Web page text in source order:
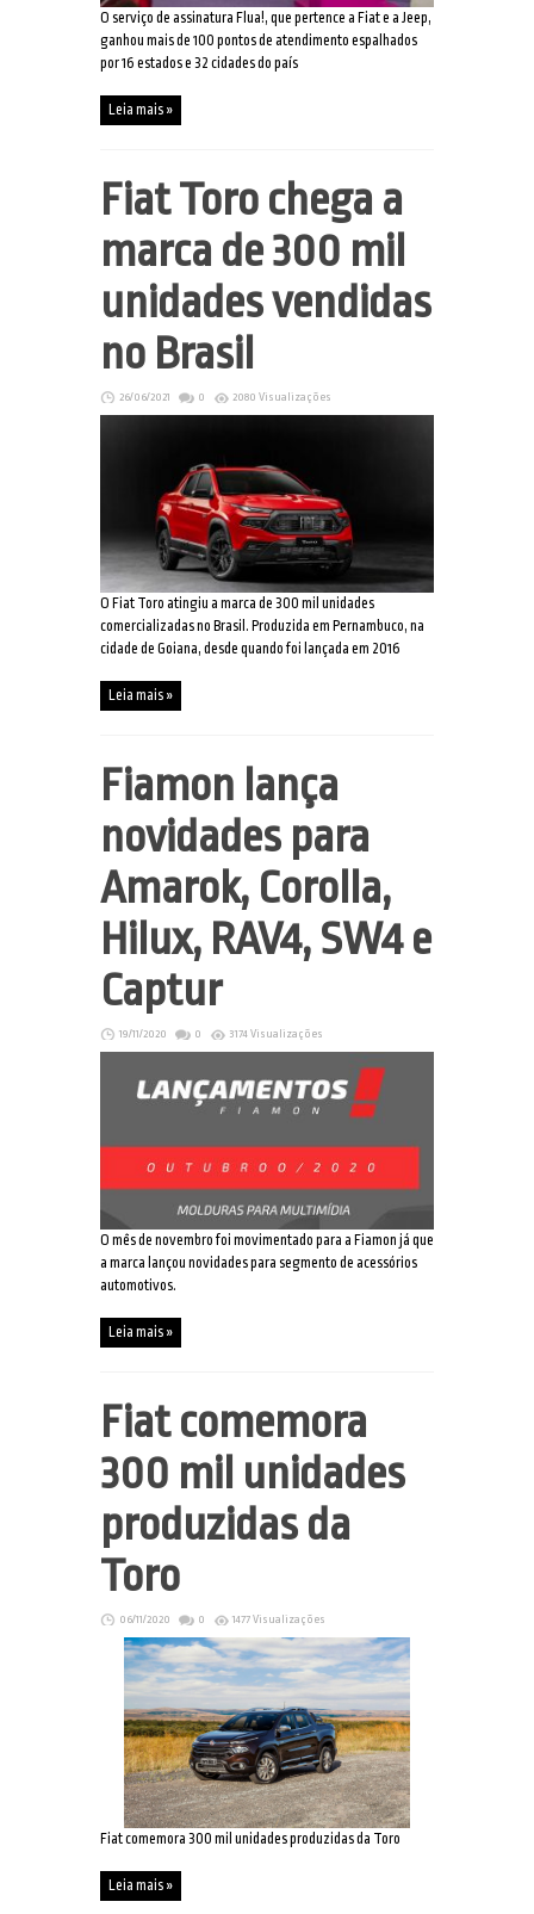
O serviço de assinatura Flua!, que pertence a Fiat e a Jeep,
ganhou mais de 100 pontos de atendimento espalhados
por 16 estados e 32 cidades do país
Leia mais »
Fiat Toro chega a
marca de 300 mil
unidades vendidas
no Brasil
26/06/2021 0 2080 Visualizações
O Fiat Toro atingiu a marca de 300 mil unidades
comercializadas no Brasil. Produzida em Pernambuco, na
cidade de Goiana, desde quando foi lançada em 2016
Leia mais »
Fiamon lança
novidades para
Amarok, Corolla,
Hilux, RAV4, SW4 e
Captur
19/11/2020 0 3174 Visualizações
O mês de novembro foi movimentado para a Fiamon já que
a marca lançou novidades para segmento de acessórios
automotivos.
Leia mais »
Fiat comemora
300 mil unidades
produzidas da
Toro
06/11/2020 0 1477 Visualizações
Fiat comemora 300 mil unidades produzidas da Toro
Leia mais »